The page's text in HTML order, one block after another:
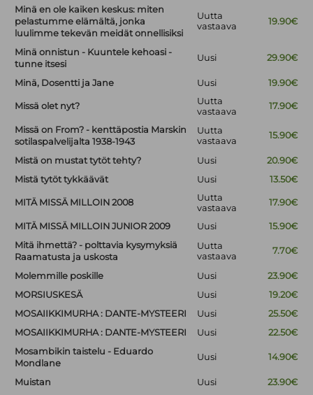
Minä en ole kaiken keskus: miten
pelastumme elämältä, jonka
luulimme tekevän meidät onnellisiksi
Uutta
vastaava
19.90€
Minä onnistun - Kuuntele kehoasi -
tunne itsesi
Uusi 29.90€
Minä, Dosentti ja Jane Uusi 19.90€
Missä olet nyt?
Uutta
vastaava
17.90€
Missä on From? - kenttäpostia Marskin
sotilaspalvelijalta 1938-1943
Uutta
vastaava
15.90€
Mistä on mustat tytöt tehty? Uusi
20.90€
Mistä tytöt tykkäävät
Uusi 13.50€
MITÄ MISSÄ MILLOIN 2008
Uutta
vastaava
17.90€
MITÄ MISSÄ MILLOIN JUNIOR 2009 Uusi
15.90€
Mitä ihmettä? - polttavia kysymyksiä
Raamatusta ja uskosta
Uutta
vastaava
7.70€
Molemmille poskille Uusi
23.90€
MORSIUSKESÄ
Uusi
19.20€
MOSAIIKKIMURHA : DANTE-MYSTEERI
Uusi
25.50€
MOSAIIKKIMURHA : DANTE-MYSTEERI
Uusi
22.50€
Mosambikin taistelu - Eduardo
Mondlane
Uusi 14.90€
Muistan Uusi
23.90€